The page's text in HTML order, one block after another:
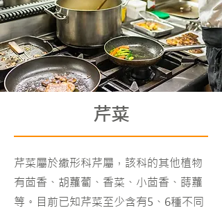
芹菜
芹菜屬於繖形科芹屬，該科的其他植物
有茴香、胡蘿蔔、香菜、小茴香、蒔蘿
等。目前已知芹菜至少含有5、6種不同